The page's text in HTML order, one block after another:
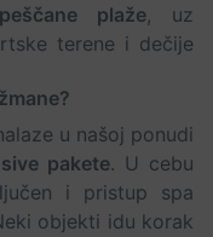
plaže, uz
terene i dečije
u našoj ponudi
pakete. U cebu
i pristup spa
objekti idu korak